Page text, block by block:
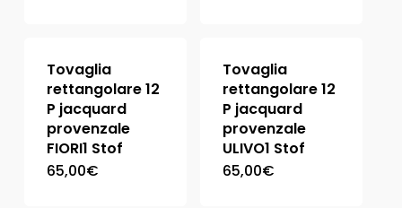
Tovaglia
rettangolare 12
P jacquard
provenzale
FIORI1 Stof
65,00€
Tovaglia
rettangolare 12
P jacquard
provenzale
ULIVO1 Stof
65,00€